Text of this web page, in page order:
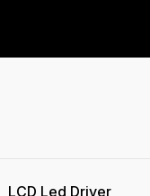
LCD Led Driver